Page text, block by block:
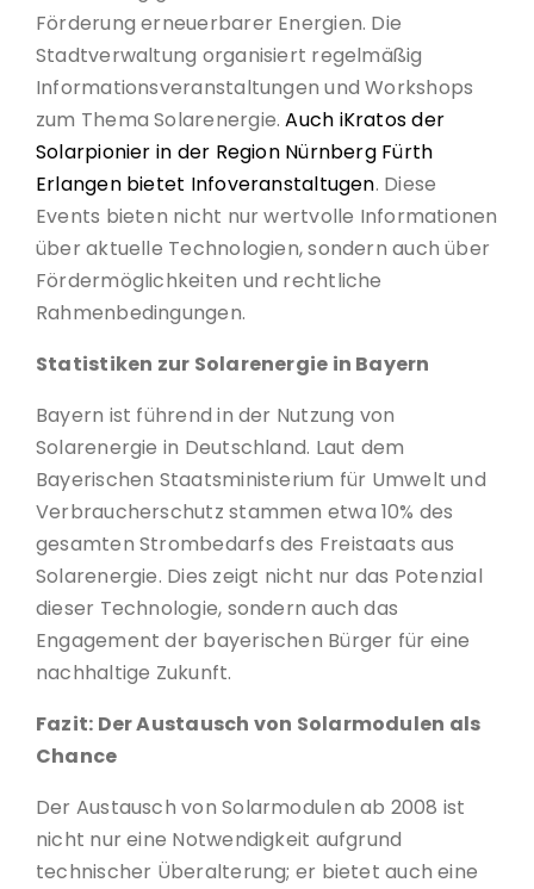
Förderung erneuerbarer Energien. Die
Stadtverwaltung organisiert regelmäßig
Informationsveranstaltungen und Workshops
zum Thema Solarenergie.Auch iKratos der
Solarpionier in der Region Nürnberg Fürth
Erlangen bietet Infoveranstaltugen. Diese
Events bieten nicht nur wertvolle Informationen
über aktuelle Technologien, sondern auch über
Fördermöglichkeiten und rechtliche
Rahmenbedingungen.
Statistiken zur Solarenergie in Bayern
Bayern ist führend in der Nutzung von
Solarenergie in Deutschland. Laut dem
Bayerischen Staatsministerium für Umwelt und
Verbraucherschutz stammen etwa 10% des
gesamten Strombedarfs des Freistaats aus
Solarenergie. Dies zeigt nicht nur das Potenzial
dieser Technologie, sondern auch das
Engagement der bayerischen Bürger für eine
nachhaltige Zukunft.
Fazit: Der Austausch von Solarmodulen als
Chance
Der Austausch von Solarmodulen ab 2008 ist
nicht nur eine Notwendigkeit aufgrund
technischer Überalterung; er bietet auch eine